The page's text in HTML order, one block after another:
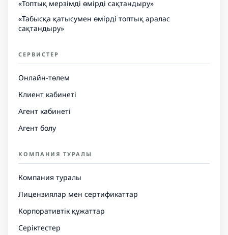
«Топтық мерзімді өмірді сақтандыру»
«Табысқа қатысумен өмірді топтық аралас
сақтандыру»
СЕРВИСТЕР
Онлайн-төлем
Клиент кабинеті
Агент кабинеті
Агент болу
КОМПАНИЯ ТУРАЛЫ
Компания туралы
Лицензиялар мен сертификаттар
Корпоративтік құжаттар
Серіктестер